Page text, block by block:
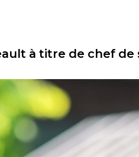
à titre de chef